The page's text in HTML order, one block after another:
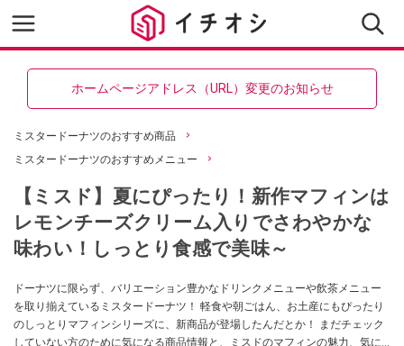
ホームページアドレス（URL）変更のお知らせ
ミスタードーナツのおすすめ商品
ミスタードーナツのおすすめメニュー
【ミスド】夏にぴったり！新作マフィンは
レモンチーズクリーム入りでさわやかな
味わい！しっとり食感で美味～
ドーナツに限らず、バリエーション豊かなドリンクメニューや飲茶メニュー
を取り揃えているミスタードーナツ！ 軽食や朝ごはん、お土産にもぴったり
のしっとりマフィンシリーズに、新商品が登場したんだとか！ まだチェック
していない方のために気になる商品情報と、ミスドのマフィンの魅力、気に